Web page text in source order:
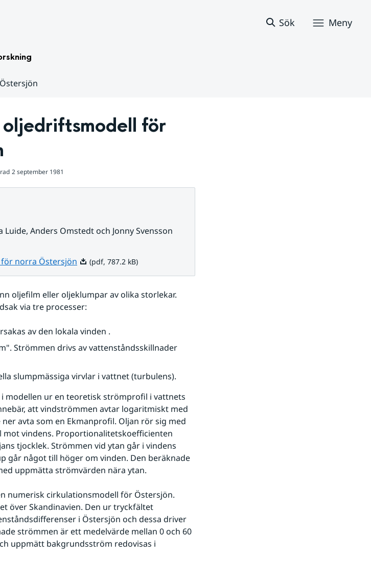
Sök Meny
för
2 september 1981
Luide, Anders Omstedt och Jonny Svensson
norra ÖstersjönPdf, 787.2 kB.
(pdf, 787.2 kB)
oljefilm eller oljeklumpar av olika storlekar.
via tre processer:
av den lokala vinden .
Strömmen drivs av vattenståndsskillnader
slumpmässiga virvlar i vattnet (turbulens).
modellen ur en teoretisk strömprofil i vattnets
att vindströmmen avtar logaritmiskt med
avta som en Ekmanprofil. Oljan rör sig med
vindens. Proportionalitetskoefficienten
tjocklek. Strömmen vid ytan går i vindens
går något till höger om vinden. Den beräknade
uppmätta strömvärden nära ytan.
numerisk cirkulationsmodell för Östersjön.
över Skandinavien. Den ur tryckfältet
i Östersjön och dessa driver
strömmen är ett medelvärde mellan 0 och 60
uppmätt bakgrundsström redovisas i